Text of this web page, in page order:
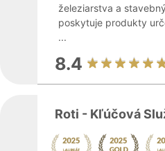
železiarstva a
poskytuje produkty
...
8.4
Roti - Kľúčová